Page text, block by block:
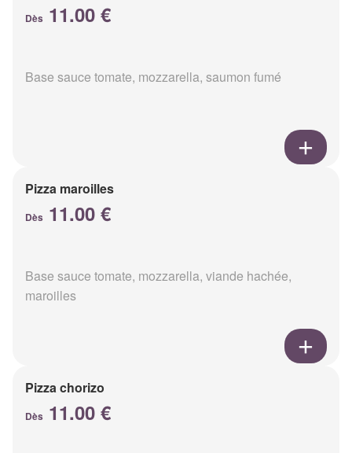
Dès 11.00 €
Base sauce tomate, mozzarella, saumon fumé
Pizza maroilles
Dès 11.00 €
Base sauce tomate, mozzarella, viande hachée,
maroilles
Pizza chorizo
Dès 11.00 €